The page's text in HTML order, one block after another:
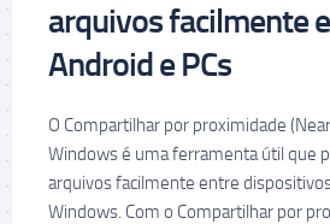
arquivos facilmente
Android e PCs
O Compartilhar por proximidade
Windows é uma ferramenta útil que
arquivos facilmente entre
Windows. Com o Compartilhar por